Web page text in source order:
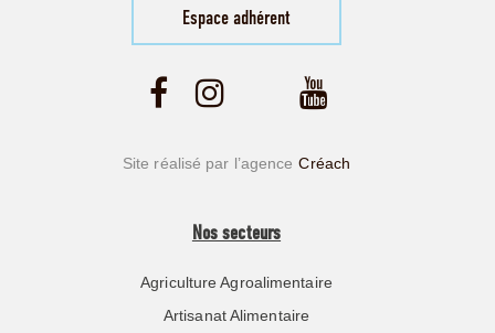
Espace adhérent
Site réalisé par l’agence Créach
Nos secteurs
Agriculture Agroalimentaire
Artisanat Alimentaire